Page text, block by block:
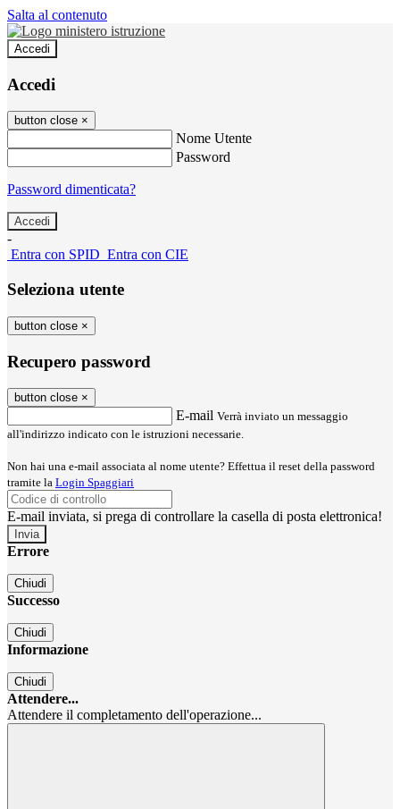
Salta al contenuto
Accedi
Accedi
button close ×
Nome Utente
Password
Password dimenticata?
-
Entra con SPID Entra con CIE
Seleziona utente
button close ×
Recupero password
button close ×
E-mail Verrà inviato un messaggio
all'indirizzo indicato con le istruzioni necessarie.
Non hai una e-mail associata al nome utente? Effettua il reset della password
tramite la Login Spaggiari
E-mail inviata, si prega di controllare la casella di posta elettronica!
Errore
Chiudi
Successo
Chiudi
Informazione
Chiudi
Attendere...
Attendere il completamento dell'operazione...